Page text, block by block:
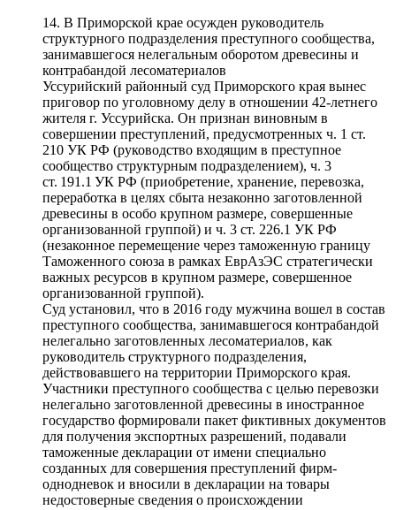
14. В Приморской крае осужден руководитель
структурного подразделения преступного сообщества,
занимавшегося нелегальным оборотом древесины и
контрабандой лесоматериалов
Уссурийский районный суд Приморского края вынес
приговор по уголовному делу в отношении 42-летнего
жителя г. Уссурийска. Он признан виновным в
совершении преступлений, предусмотренных ч. 1 ст.
210 УК РФ (руководство входящим в преступное
сообщество структурным подразделением), ч. 3
ст. 191.1 УК РФ (приобретение, хранение, перевозка,
переработка в целях сбыта незаконно заготовленной
древесины в особо крупном размере, совершенные
организованной группой) и ч. 3 ст. 226.1 УК РФ
(незаконное перемещение через таможенную границу
Таможенного союза в рамках ЕврАзЭС стратегически
важных ресурсов в крупном размере, совершенное
организованной группой).
Суд установил, что в 2016 году мужчина вошел в состав
преступного сообщества, занимавшегося контрабандой
нелегально заготовленных лесоматериалов, как
руководитель структурного подразделения,
действовавшего на территории Приморского края.
Участники преступного сообщества с целью перевозки
нелегально заготовленной древесины в иностранное
государство формировали пакет фиктивных документов
для получения экспортных разрешений, подавали
таможенные декларации от имени специально
созданных для совершения преступлений фирм-
однодневок и вносили в декларации на товары
недостоверные сведения о происхождении